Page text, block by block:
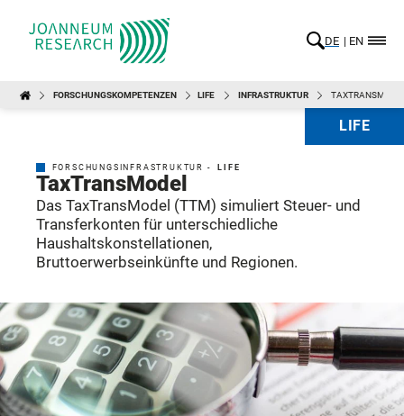
DE EN
FORSCHUNGSKOMPETENZEN LIFE INFRASTRUKTUR
LIFE
FORSCHUNGSINFRASTRUKTUR - LIFE
TaxTransModel
Das TaxTransModel (TTM) simuliert Steuer- und
Transferkonten für unterschiedliche
Haushaltskonstellationen,
Bruttoerwerbseinkünfte und Regionen.